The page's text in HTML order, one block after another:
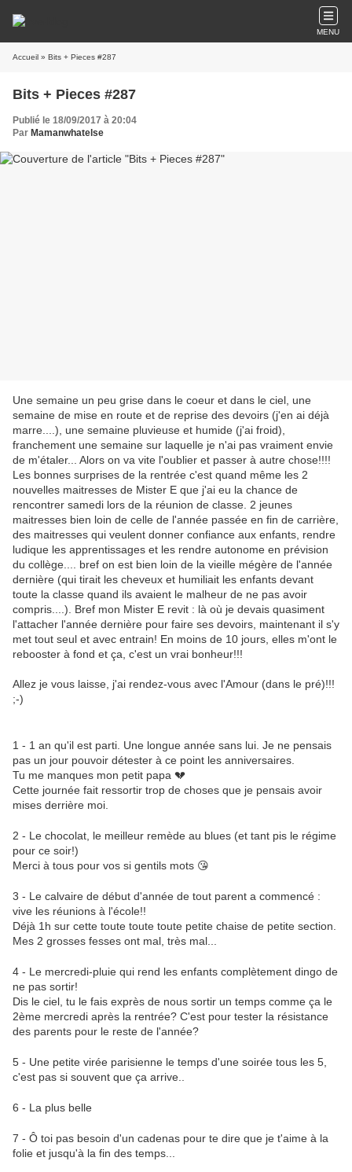
MENU
Accueil » Bits + Pieces #287
Bits + Pieces #287
Publié le 18/09/2017 à 20:04
Par Mamanwhatelse
Une semaine un peu grise dans le coeur et dans le ciel, une
semaine de mise en route et de reprise des devoirs (j'en ai déjà
marre....), une semaine pluvieuse et humide (j'ai froid),
franchement une semaine sur laquelle je n'ai pas vraiment envie
de m'étaler... Alors on va vite l'oublier et passer à autre chose!!!!
Les bonnes surprises de la rentrée c'est quand même les 2
nouvelles maitresses de Mister E que j'ai eu la chance de
rencontrer samedi lors de la réunion de classe. 2 jeunes
maitresses bien loin de celle de l'année passée en fin de carrière,
des maitresses qui veulent donner confiance aux enfants, rendre
ludique les apprentissages et les rendre autonome en prévision
du collège.... bref on est bien loin de la vieille mégère de l'année
dernière (qui tirait les cheveux et humiliait les enfants devant
toute la classe quand ils avaient le malheur de ne pas avoir
compris....). Bref mon Mister E revit : là où je devais quasiment
l'attacher l'année dernière pour faire ses devoirs, maintenant il s'y
met tout seul et avec entrain! En moins de 10 jours, elles m'ont le
rebooster à fond et ça, c'est un vrai bonheur!!!
Allez je vous laisse, j'ai rendez-vous avec l'Amour (dans le pré)!!!
;-)
1 - 1 an qu'il est parti. Une longue année sans lui. Je ne pensais
pas un jour pouvoir détester à ce point les anniversaires.
Tu me manques mon petit papa 💔
Cette journée fait ressortir trop de choses que je pensais avoir
mises derrière moi.
2 - Le chocolat, le meilleur remède au blues (et tant pis le régime
pour ce soir!)
Merci à tous pour vos si gentils mots 😘
3 - Le calvaire de début d'année de tout parent a commencé :
vive les réunions à l'école!!
Déjà 1h sur cette toute toute toute petite chaise de petite section.
Mes 2 grosses fesses ont mal, très mal...
4 - Le mercredi-pluie qui rend les enfants complètement dingo de
ne pas sortir!
Dis le ciel, tu le fais exprès de nous sortir un temps comme ça le
2ème mercredi après la rentrée? C'est pour tester la résistance
des parents pour le reste de l'année?
5 - Une petite virée parisienne le temps d'une soirée tous les 5,
c'est pas si souvent que ça arrive..
6 - La plus belle
7 - Ô toi pas besoin d'un cadenas pour te dire que je t'aime à la
folie et jusqu'à la fin des temps...